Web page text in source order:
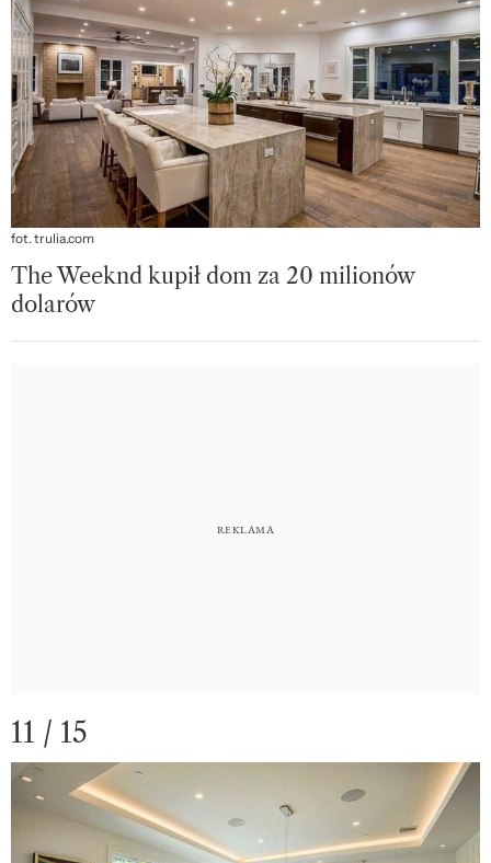
fot. trulia.com
The Weeknd kupił dom za 20 milionów
dolarów
11 / 15